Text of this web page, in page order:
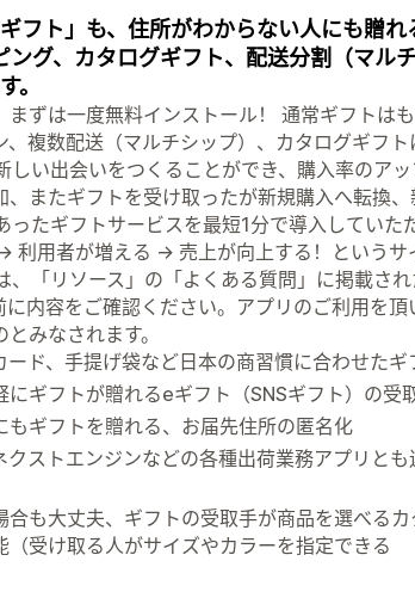
フト」も、住所がわからない人にも贈
ング、カタログギフト、配送分割（マル
。
ずは一度無料インストール！ 通常ギフトは
複数配送（マルチシップ）、カタログギフ
しい出会いをつくることができ、購入率のア
またギフトを受け取ったが新規購入へ転換
ったギフトサービスを最短1分で導入していた
利用者が増える → 売上が向上する！というサ
、「リソース」の「よくある質問」に掲載さ
内容をご確認ください。アプリのご利用を
みなされます。
ド、手提げ袋など日本の商習慣に合わせた
ギフトが贈れるeギフト（SNSギフト）の受
もギフトを贈れる、お届先住所の匿名化
クストエンジンなどの各種出荷業務アプリと
合も大丈夫、ギフトの受取手が商品を選べる
（受け取る人がサイズやカラーを指定できる